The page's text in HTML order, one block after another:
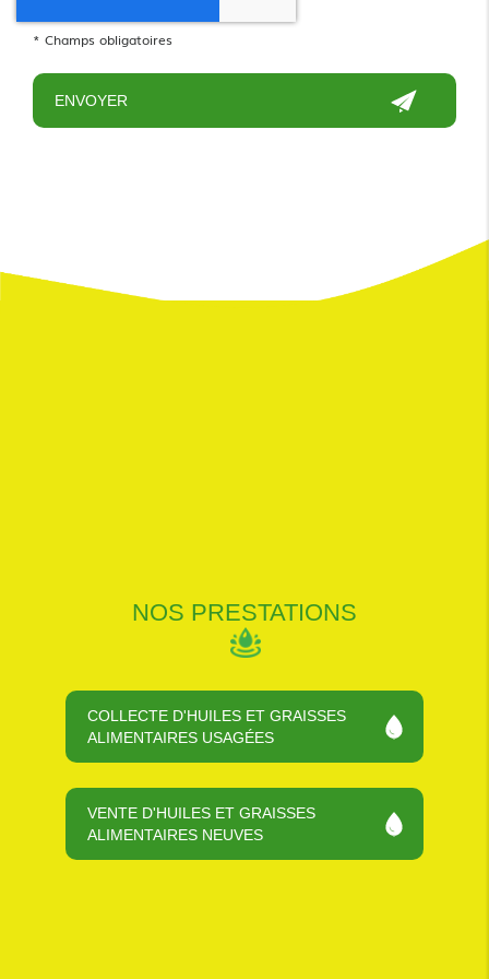
* Champs obligatoires
NOS PRESTATIONS
COLLECTE D'HUILES ET GRAISSES
ALIMENTAIRES USAGÉES
VENTE D'HUILES ET GRAISSES
ALIMENTAIRES NEUVES